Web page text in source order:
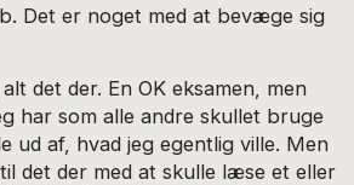
Det er noget med at bevæge sig
det der. En OK eksamen, men
har som alle andre skullet bruge
ud af, hvad jeg egentlig ville. Men
det der med at skulle læse et eller